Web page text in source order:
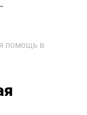
помощь в